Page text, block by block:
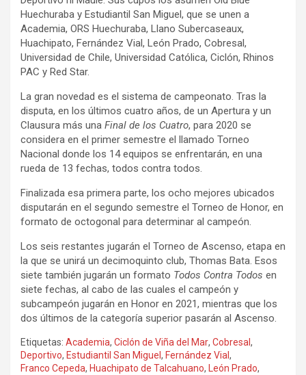
Huechuraba y Estudiantil San Miguel, que se unen a
Academia, ORS Huechuraba, Llano Subercaseaux,
Huachipato, Fernández Vial, León Prado, Cobresal,
Universidad de Chile, Universidad Católica, Ciclón, Rhinos
PAC y Red Star.
La gran novedad es el sistema de campeonato. Tras la
disputa, en los últimos cuatro años, de un Apertura y un
Clausura más una Final de los Cuatro, para 2020 se
considera en el primer semestre el llamado Torneo
Nacional donde los 14 equipos se enfrentarán, en una
rueda de 13 fechas, todos contra todos.
Finalizada esa primera parte, los ocho mejores ubicados
disputarán en el segundo semestre el Torneo de Honor, en
formato de octogonal para determinar al campeón.
Los seis restantes jugarán el Torneo de Ascenso, etapa en
la que se unirá un decimoquinto club, Thomas Bata. Esos
siete también jugarán un formato Todos Contra Todos en
siete fechas, al cabo de las cuales el campeón y
subcampeón jugarán en Honor en 2021, mientras que los
dos últimos de la categoría superior pasarán al Ascenso.
Etiquetas: Academia, Ciclón de Viña del Mar, Cobresal,
Deportivo, Estudiantil San Miguel , Fernández Vial,
Franco Cepeda, Huachipato de Talcahuano, León Prado,